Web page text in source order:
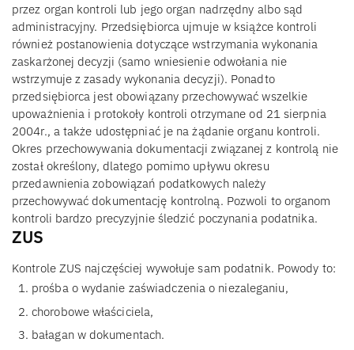
przez organ kontroli lub jego organ nadrzędny albo sąd
administracyjny. Przedsiębiorca ujmuje w książce kontroli
również postanowienia dotyczące wstrzymania wykonania
zaskarżonej decyzji (samo wniesienie odwołania nie
wstrzymuje z zasady wykonania decyzji). Ponadto
przedsiębiorca jest obowiązany przechowywać wszelkie
upoważnienia i protokoły kontroli otrzymane od 21 sierpnia
2004r., a także udostępniać je na żądanie organu kontroli.
Okres przechowywania dokumentacji związanej z kontrolą nie
został określony, dlatego pomimo upływu okresu
przedawnienia zobowiązań podatkowych należy
przechowywać dokumentację kontrolną. Pozwoli to organom
kontroli bardzo precyzyjnie śledzić poczynania podatnika.
ZUS
Kontrole ZUS najczęściej wywołuje sam podatnik. Powody to:
prośba o wydanie zaświadczenia o niezaleganiu,
chorobowe właściciela,
bałagan w dokumentach.